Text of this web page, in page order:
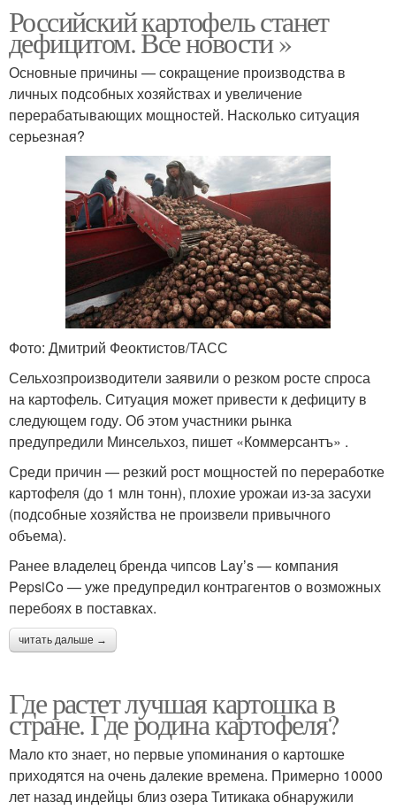
Российский картофель станет
дефицитом. Все новости »
Основные причины — сокращение производства в
личных подсобных хозяйствах и увеличение
перерабатывающих мощностей. Насколько ситуация
серьезная?
Фото: Дмитрий Феоктистов/ТАСС
Сельхозпроизводители заявили о резком росте спроса
на картофель. Ситуация может привести к дефициту в
следующем году. Об этом участники рынка
предупредили Минсельхоз, пишет «Коммерсантъ» .
Среди причин — резкий рост мощностей по переработке
картофеля (до 1 млн тонн), плохие урожаи из-за засухи
(подсобные хозяйства не произвели привычного
объема).
Ранее владелец бренда чипсов Layʼs — компания
PepsiCo — уже предупредил контрагентов о возможных
перебоях в поставках.
читать дальше →
Где растет лучшая картошка в
стране. Где родина картофеля?
Мало кто знает, но первые упоминания о картошке
приходятся на очень далекие времена. Примерно 10000
лет назад индейцы близ озера Титикака обнаружили